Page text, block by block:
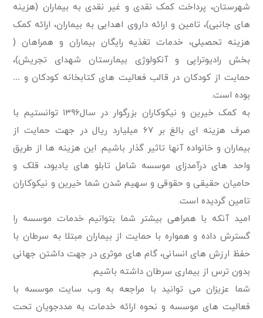
شهرستان، پرداخت کمک نقدی و غیر نقدی به بیماران (هزینه
های جانبی)، تامین و ارائه داروی اهدایی به بیماران، ارائه کمک
هزینه تحصیلی، خدمات تغذیه رایگان بیماران و همراهان (
بخش رادیوتراپی و آنکولوژی بیمارستان شهدای تجریش)،
حمایت از کودکان در قالب فعالیت های کتابخانه کودکان و …
بوده است.
به کمک خیرین و نیکوکاران بزرگوار در سال۱۳۹۶ توانستیم با
صرف هزینه ای بالغ بر ۶۷ میلیارد ریال در جهت حمایت از
بیماران و خانواده آنها تاثیر گذار باشیم. این هزینه ها از طریق
واحد های درآمدزای موسسه شامل تابلو های یادبود، قلک و
حامیان حقیقی و حقوقی و سهیم شدن شما خیرین و نیکوکاران
تامین گردیده است.
امید آنکه با همراهی بیشتر شما بتوانیم خدمات موسسه را
گسترش داده و همواره با حمایت از بیماران مبتلا به سرطان با
حفظ ارزش های انسانی، گام های موثری در جهت داشتن جهانی
بدون ترس از بیماری سرطان داشته باشیم.
شما عزیزان می توانید با مراجعه به وب سایت موسسه با
فعالیت های موسسه و نحوه ارائه خدمات به مددجویان تحت